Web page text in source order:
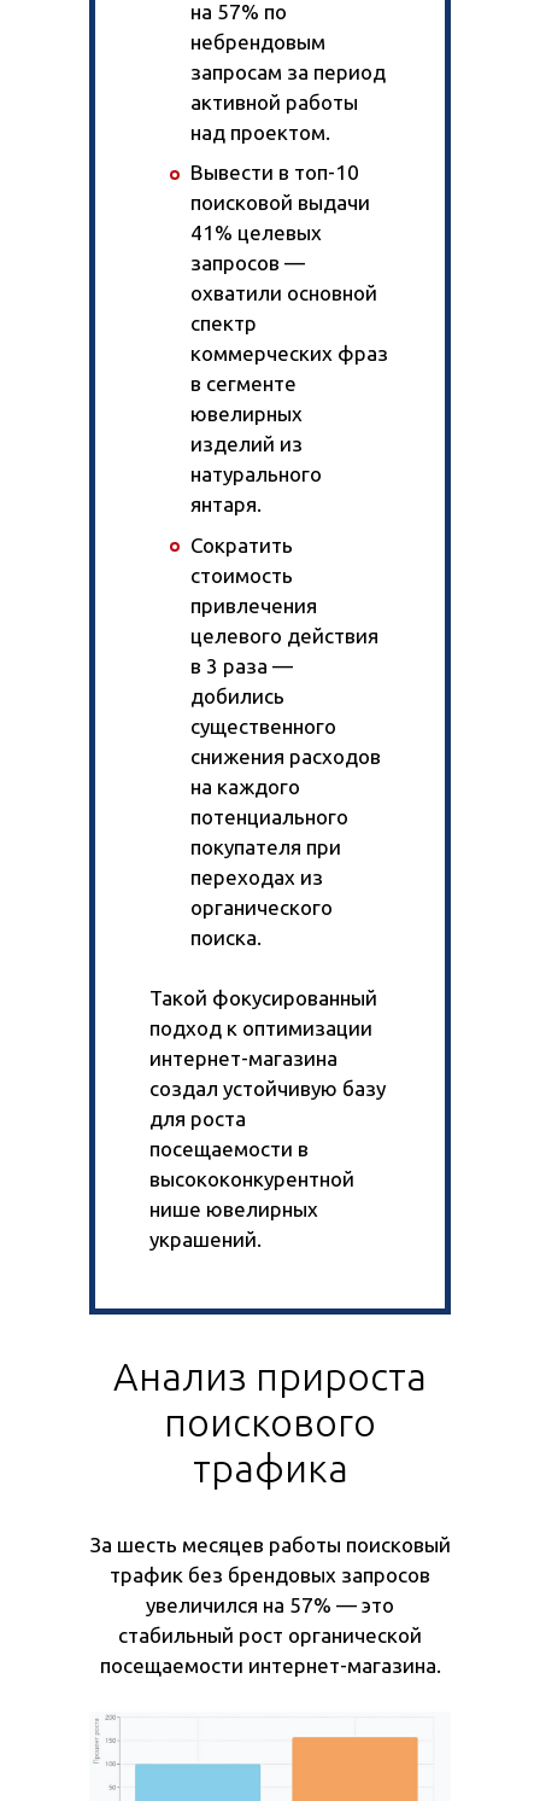
на 57% по
небрендовым
запросам за период
активной работы
над проектом.
Вывести в топ-10
поисковой выдачи
41% целевых
запросов —
охватили основной
спектр
коммерческих фраз
в сегменте
ювелирных
изделий из
натурального
янтаря.
Сократить
стоимость
привлечения
целевого действия
в 3 раза —
добились
существенного
снижения расходов
на каждого
потенциального
покупателя при
переходах из
органического
поиска.
Такой фокусированный
подход к оптимизации
интернет-магазина
создал устойчивую базу
для роста
посещаемости в
высококонкурентной
нише ювелирных
украшений.
Анализ прироста
поискового
трафика
За шесть месяцев работы поисковый
трафик без брендовых запросов
увеличился на 57% — это
стабильный рост органической
посещаемости интернет-магазина.